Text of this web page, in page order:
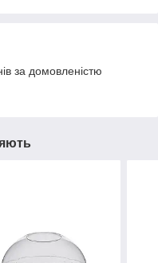
за домовленістю